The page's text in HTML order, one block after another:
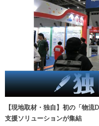
【現地取材・独自】初の「物
支援ソリューションが集結